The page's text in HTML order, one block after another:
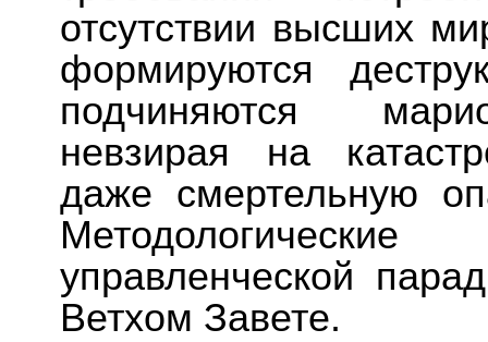
отсутствии высших
формируются
подчиняются
невзирая на
даже смертельную
управленческой
Ветхом Завете.